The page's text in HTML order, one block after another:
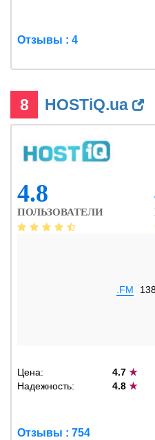
Отзывы : 4
8 HOSTiQ.ua
4.8
ПОЛЬЗОВАТЕЛИ
.FM
Цена: 4.7★
Надежность:
4.8★
Отзывы : 754